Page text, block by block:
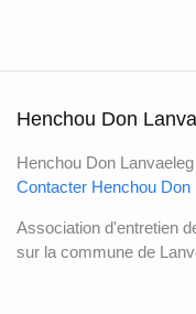
Henchou Don
Henchou Don Lanvaeleg
Contacter Henchou Don
Association d'entretien
sur la commune de